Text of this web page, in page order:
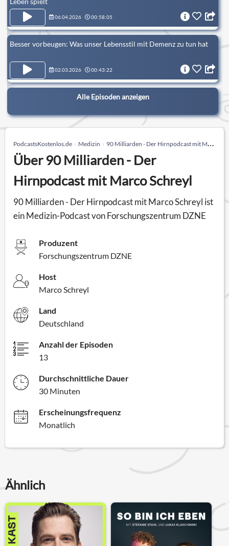
06.04.2026 00:58:05
Besser vorbeugen: Was unser Lebensstil mit Demenz zu tun hat
02.03.2026 00:43:22
Alle Episoden anzeigen
PodcastsKostenlos.de Medizin 90 Milliarden - Der Hirnpodcast mit Marco Schreyl
Über 90 Milliarden - Der
Hirnpodcast mit Marco Schreyl
90 Milliarden - Der Hirnpodcast mit Marco Schreyl ist
ein Medizin-Podcast von Forschungszentrum DZNE
Produzent
Forschungszentrum DZNE
Host
Marco Schreyl
Land
Deutschland
Anzahl der Episoden
13
Durchschnittliche Dauer
30 Minuten
Erscheinungsfrequenz
Monatlich
Ähnlich